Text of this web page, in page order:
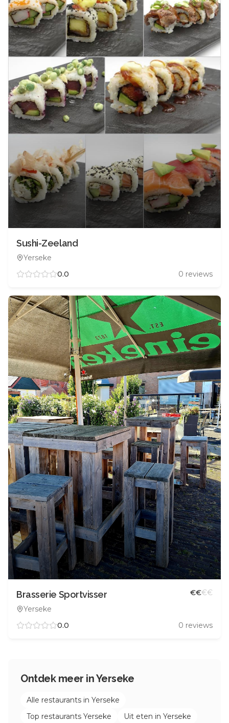
Sushi-Zeeland
Yerseke
0.0
0 reviews
Brasserie Sportvisser
Yerseke
€€€€
0.0 0 reviews
Ontdek meer inYerseke
Alle restaurants in Yerseke
Top restaurants Yerseke Uit eten in Yerseke